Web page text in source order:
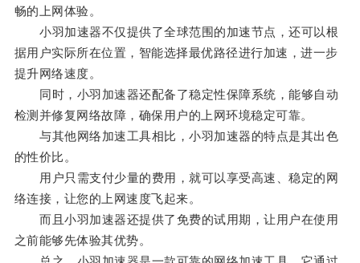
畅的上网体验。
小羽加速器不仅提供了全球范围的加速节点，还可以根
据用户实际所在位置，智能选择最优路径进行加速，进一步
提升网络速度。
同时，小羽加速器还配备了稳定性保障系统，能够自动
检测并修复网络故障，确保用户的上网环境稳定可靠。
与其他网络加速工具相比，小羽加速器的特点是其出色
的性价比。
用户只需支付少量的费用，就可以享受高速、稳定的网
络连接，让您的上网速度飞起来。
而且小羽加速器还提供了免费的试用期，让用户在使用
之前能够先体验其优势。